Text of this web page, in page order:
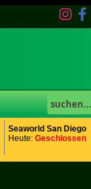
Seaworld San Diego
Heute: Geschlossen